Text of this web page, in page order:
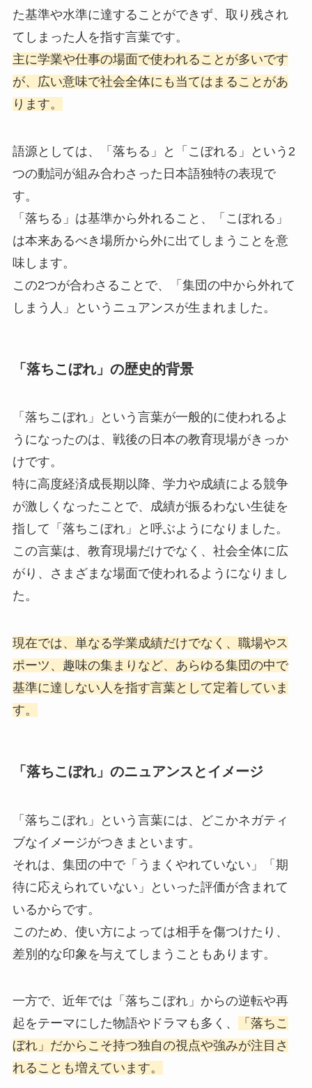
た基準や水準に達することができず、取り残され
てしまった人を指す言葉です。
主に学業や仕事の場面で使われることが多いです
が、広い意味で社会全体にも当てはまることがあ
ります。
語源としては、「落ちる」と「こぼれる」という2
つの動詞が組み合わさった日本語独特の表現で
す。
「落ちる」は基準から外れること、「こぼれる」
は本来あるべき場所から外に出てしまうことを意
味します。
この2つが合わさることで、「集団の中から外れて
しまう人」というニュアンスが生まれました。
「落ちこぼれ」の歴史的背景
「落ちこぼれ」という言葉が一般的に使われるよ
うになったのは、戦後の日本の教育現場がきっか
けです。
特に高度経済成長期以降、学力や成績による競争
が激しくなったことで、成績が振るわない生徒を
指して「落ちこぼれ」と呼ぶようになりました。
この言葉は、教育現場だけでなく、社会全体に広
がり、さまざまな場面で使われるようになりまし
た。
現在では、単なる学業成績だけでなく、職場やス
ポーツ、趣味の集まりなど、あらゆる集団の中で
基準に達しない人を指す言葉として定着していま
す。
「落ちこぼれ」のニュアンスとイメージ
「落ちこぼれ」という言葉には、どこかネガティ
ブなイメージがつきまといます。
それは、集団の中で「うまくやれていない」「期
待に応えられていない」といった評価が含まれて
いるからです。
このため、使い方によっては相手を傷つけたり、
差別的な印象を与えてしまうこともあります。
一方で、近年では「落ちこぼれ」からの逆転や再
起をテーマにした物語やドラマも多く、
「落ちこ
ぼれ」だからこそ持つ独自の視点や強みが注目さ
れることも増えています。